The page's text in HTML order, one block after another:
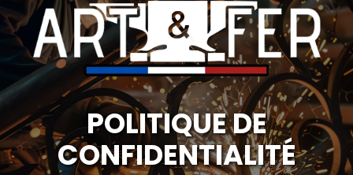
POLITIQUE DE
CONFIDENTIALITÉ